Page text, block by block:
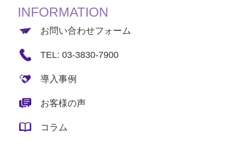
INFORMATION
お問い合わせフォーム
TEL: 03-3830-7900
導入事例
お客様の声
コラム